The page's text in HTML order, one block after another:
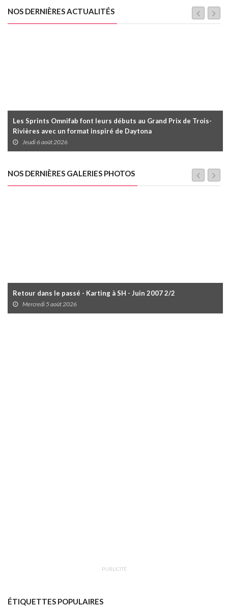
NOS DERNIÈRES ACTUALITÉS
Les Sprints Omnifab font leurs débuts au Grand Prix de Trois-
Rivières avec un format inspiré de Daytona
Jeudi 6 août 2026
NOS DERNIÈRES GALERIES PHOTOS
Retour dans le passé - Karting à SH - Juin 2007 2/2
Mercredi 5 août 2026
PUBLICITÉ
ÉTIQUETTES POPULAIRES